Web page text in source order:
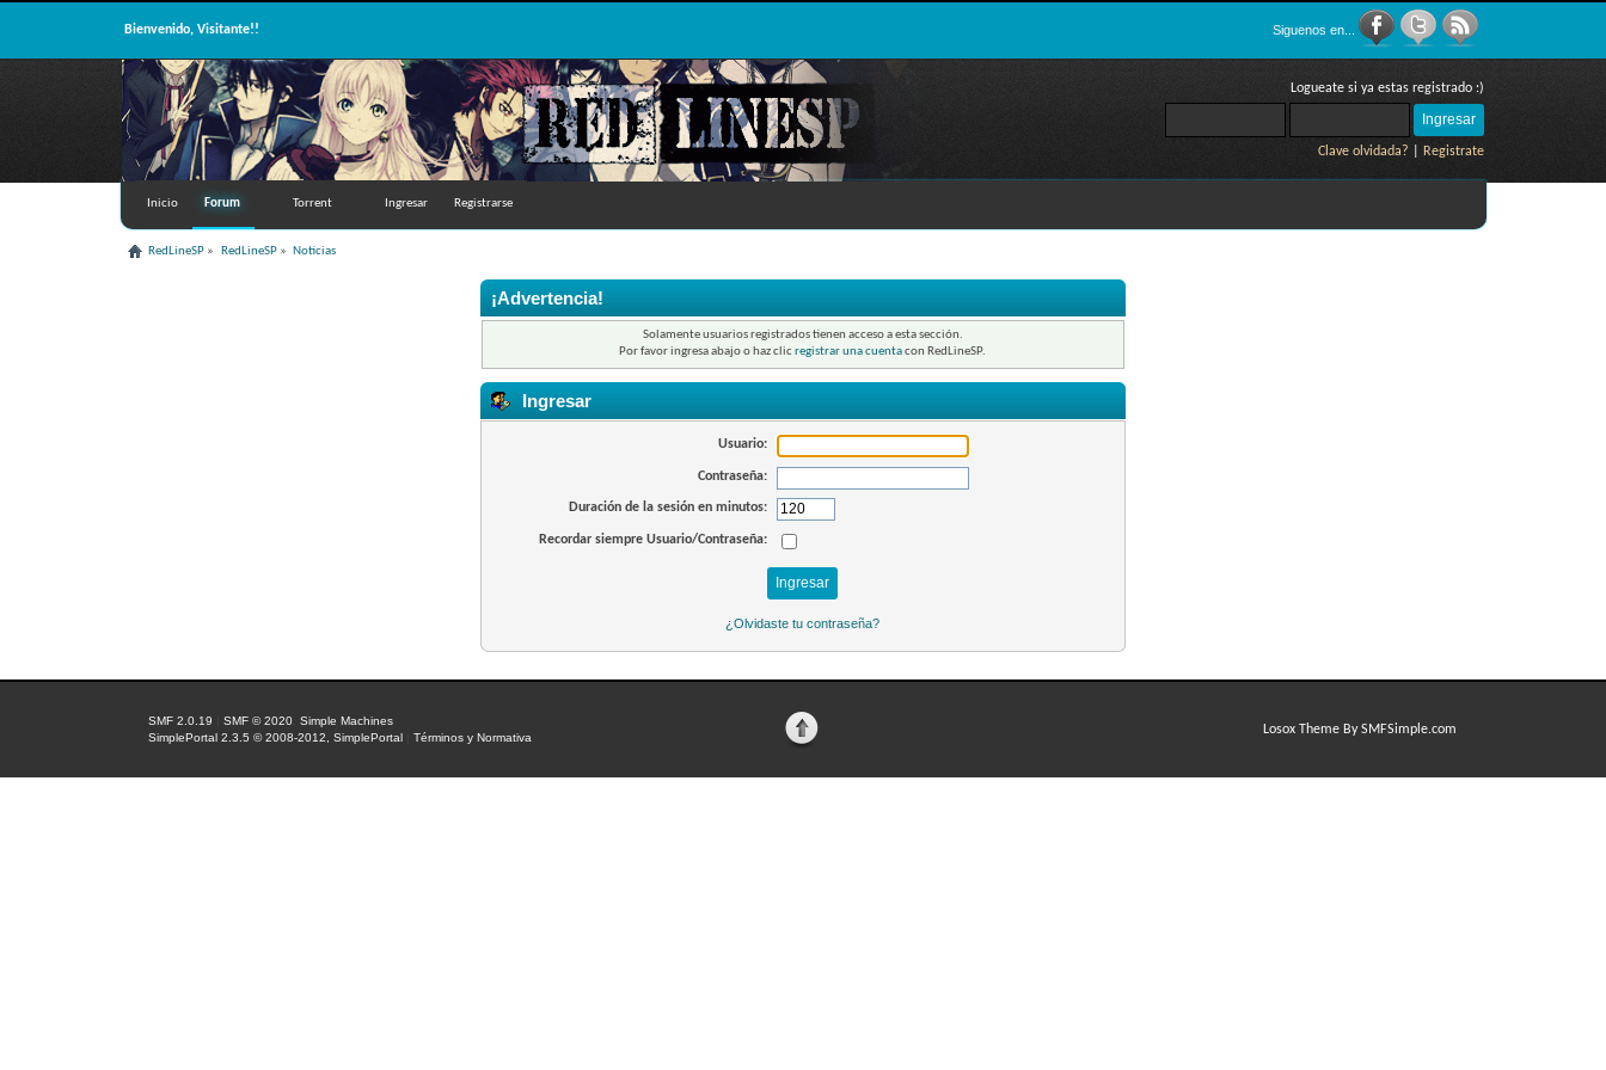
Bienvenido, Visitante!! Siguenos en...
Logueate si ya estas registrado :)
Clave olvidada? Registrate
Inicio Forum Torrent Ingresar Registrarse
RedLineSP » RedLineSP» Noticias
¡Advertencia!
Solamente usuarios registrados tienen acceso a esta sección.
Por favor ingresa abajo o haz clicregistrar una cuentacon RedLineSP.
Ingresar
Usuario:
Contraseña:
Duración de la sesión en minutos:
Recordar siempre Usuario/Contraseña:
¿Olvidaste tu contraseña?
SMF 2.0.19 |SMF © 2020 ,Simple Machines
SimplePortal 2.3.5 © 2008-2012, SimplePortal
|Términos y Normativa
Losox Theme By SMFSimple.com